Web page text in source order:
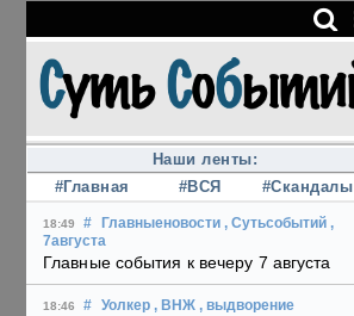
Наши ленты:
#Главная
#ВСЯ #Скандалы
18:49 # Главныеновости , Сутьсобытий ,
7августа
Главные события к вечеру 7 августа
18:46 # Уолкер , ВНЖ , выдворение